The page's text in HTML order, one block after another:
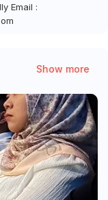
Email :
Show more